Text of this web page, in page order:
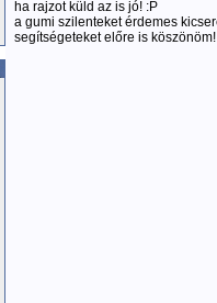
ha rajzot küld az is jó! :P
a gumi szilenteket érdemes
segítségeteket előre is köszönöm!